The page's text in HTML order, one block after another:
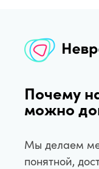
Почему
можно
Мы делаем
понятной,